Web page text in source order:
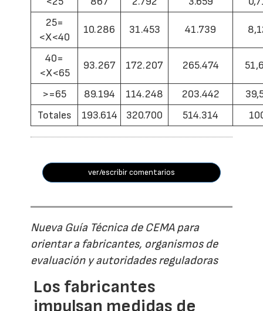
25=
<X<40
10.286 31.453 41.739
40=
<X<65
93.267 172.207 265.474
>=65 89.194 114.248 203.442
Totales
193.614 320.700 514.314
ver/escribir comentarios
Nueva Guía Técnica de CEMA para
orientar a fabricantes, organismos de
evaluación y autoridades reguladoras
Los fabricantes
impulsan medidas de